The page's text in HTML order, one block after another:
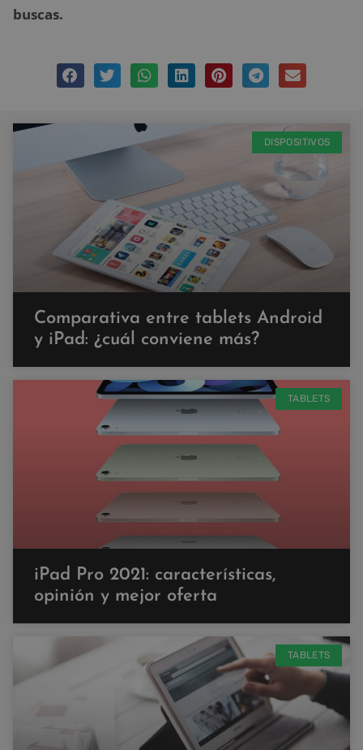
buscas.
DISPOSITIVOS
Comparativa entre tablets Android
y iPad: ¿cuál conviene más?
TABLETS
iPad Pro 2021: características,
opinión y mejor oferta
TABLETS